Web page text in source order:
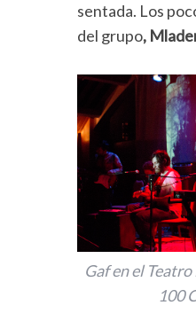
sentada. Los
del grupo,
Gaf en el
100